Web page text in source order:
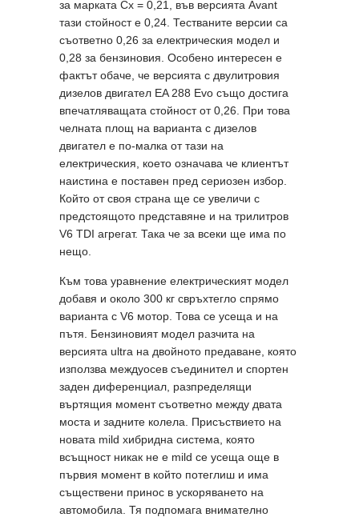
за марката Cx = 0,21, във версията Avant
тази стойност е 0,24. Тестваните версии са
съответно 0,26 за електрическия модел и
0,28 за бензиновия. Особено интересен е
фактът обаче, че версията с двулитровия
дизелов двигател EA 288 Evo също достига
впечатляващата стойност от 0,26. При това
челната площ на варианта с дизелов
двигател е по-малка от тази на
електрическия, което означава че клиентът
наистина е поставен пред сериозен избор.
Който от своя страна ще се увеличи с
предстоящото представяне и на трилитров
V6 TDI агрегат. Така че за всеки ще има по
нещо.
Към това уравнение електрическият модел
добавя и около 300 кг свръхтегло спрямо
варианта с V6 мотор. Това се усеща и на
пътя. Бензиновият модел разчита на
версията ultra на двойното предаване, която
използва междуосев съединител и спортен
заден диференциал, разпределящи
въртящия момент съответно между двата
моста и задните колела. Присъствието на
новата mild хибридна система, която
всъщност никак не е mild се усеща още в
първия момент в който потеглиш и има
съществени принос в ускоряването на
автомобила. Тя подпомага внимателно